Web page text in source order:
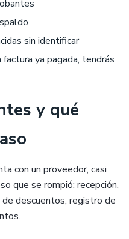
sin identificar
ya pagada, tendrás
y qué
con un proveedor, casi
que se rompió: recepción,
de descuentos, registro de